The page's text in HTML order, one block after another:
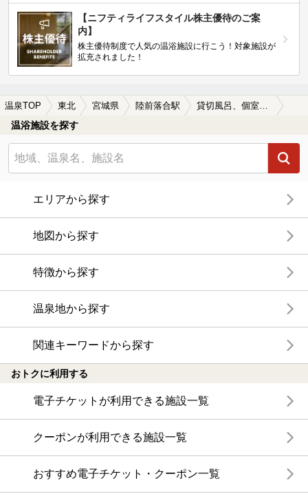
【ニフティライフスタイル株主優待のご案
内】
株主優待制度で人気の温浴施設に行こう！対象施設が
拡充されました！
温泉TOP 東北 宮城県 陸前落合駅
温浴施設を探す
エリアから探す
地図から探す
特徴から探す
温泉地から探す
関連キーワードから探す
おトクに利用する
電子チケットが利用できる施設一覧
クーポンが利用できる施設一覧
おすすめ電子チケット・クーポン一覧